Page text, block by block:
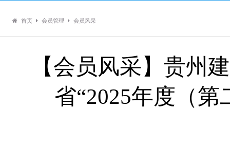
首页 会员管理 会员风采
【会员风采】贵州
省“2025年度（